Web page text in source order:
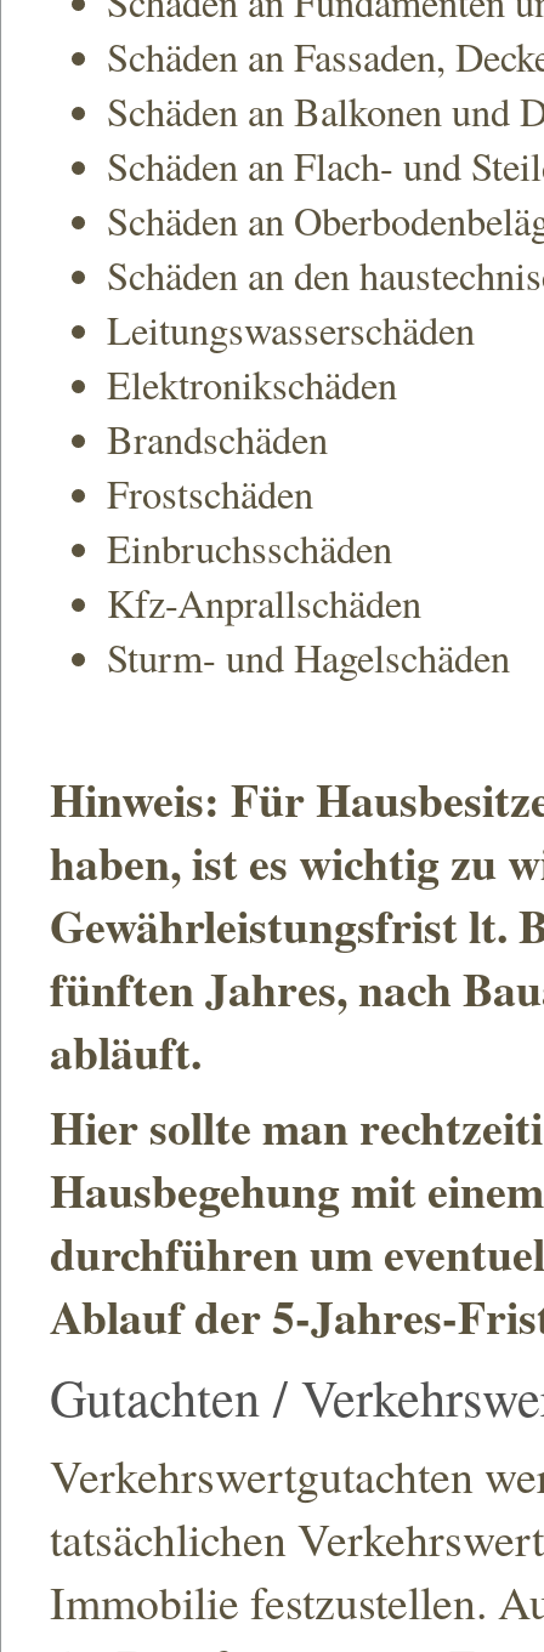
Schäden an Fassaden,
Schäden an Balkonen und
Schäden an Flach- und
Schäden an
Schäden an den
Leitungswasserschäden
Elektronikschäden
Brandschäden
Frostschäden
Einbruchsschäden
Kfz-Anprallschäden
Sturm- und Hagelschäden
Hinweis: Für
haben, ist es wichtig zu
Gewährleistungsfrist lt.
fünften Jahres, nach
abläuft.
Hier sollte man
Hausbegehung mit
durchführen um
Ablauf der 5-Jahres-
Gutachten /
Verkehrswertgutachten
tatsächlichen
Immobilie festzustellen.